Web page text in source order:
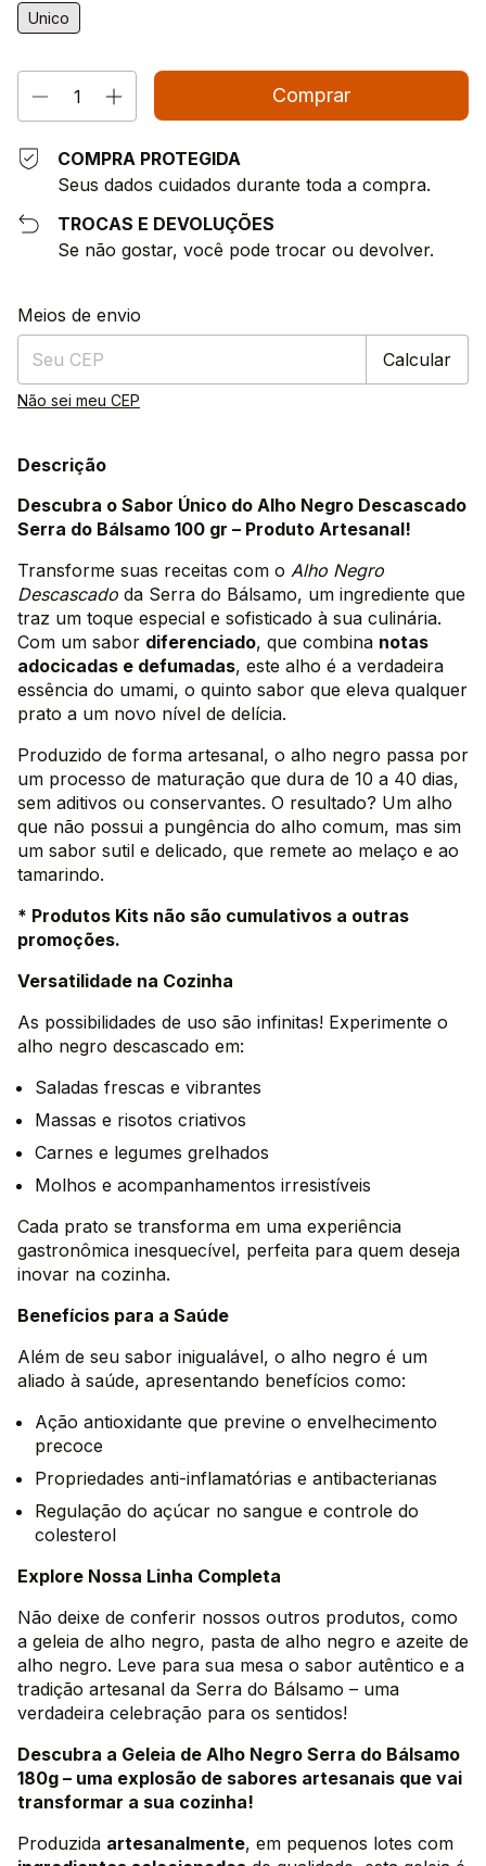
Unico
COMPRA PROTEGIDA
Seus dados cuidados durante toda a compra.
TROCAS E DEVOLUÇÕES
Se não gostar, você pode trocar ou devolver.
Entregas para o CEP:
Meios de envio
Calcular
Não sei meu CEP
Descrição
Descubra o Sabor Único do Alho Negro Descascado
Serra do Bálsamo 100 gr – Produto Artesanal!
Transforme suas receitas com o Alho Negro
Descascado da Serra do Bálsamo, um ingrediente que
traz um toque especial e sofisticado à sua culinária.
Com um sabor diferenciado, que combina notas
adocicadas e defumadas, este alho é a verdadeira
essência do umami, o quinto sabor que eleva qualquer
prato a um novo nível de delícia.
Produzido de forma artesanal, o alho negro passa por
um processo de maturação que dura de 10 a 40 dias,
sem aditivos ou conservantes. O resultado? Um alho
que não possui a pungência do alho comum, mas sim
um sabor sutil e delicado, que remete ao melaço e ao
tamarindo.
* Produtos Kits não são cumulativos a outras
promoções.
Versatilidade na Cozinha
As possibilidades de uso são infinitas! Experimente o
alho negro descascado em:
Saladas frescas e vibrantes
Massas e risotos criativos
Carnes e legumes grelhados
Molhos e acompanhamentos irresistíveis
Cada prato se transforma em uma experiência
gastronômica inesquecível, perfeita para quem deseja
inovar na cozinha.
Benefícios para a Saúde
Além de seu sabor inigualável, o alho negro é um
aliado à saúde, apresentando benefícios como:
Ação antioxidante que previne o envelhecimento
precoce
Propriedades anti-inflamatórias e antibacterianas
Regulação do açúcar no sangue e controle do
colesterol
Explore Nossa Linha Completa
Não deixe de conferir nossos outros produtos, como
a geleia de alho negro, pasta de alho negro e azeite de
alho negro. Leve para sua mesa o sabor autêntico e a
tradição artesanal da Serra do Bálsamo – uma
verdadeira celebração para os sentidos!
Descubra a Geleia de Alho Negro Serra do Bálsamo
180g – uma explosão de sabores artesanais que vai
transformar a sua cozinha!
Produzida artesanalmente, em pequenos lotes com